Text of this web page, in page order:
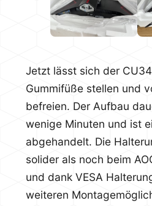
Jetzt lässt sich der
Gummifüße stellen und
befreien. Der Aufbau
wenige Minuten und ist
abgehandelt. Die
solider als noch beim
und dank VESA
weiteren